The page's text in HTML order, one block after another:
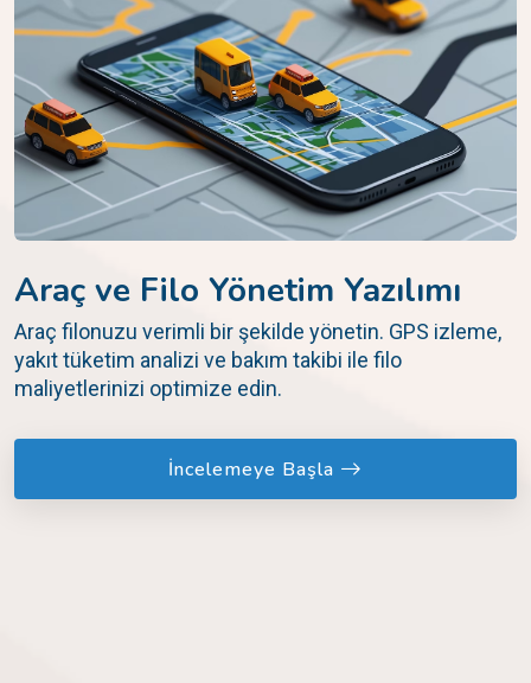
Araç ve Filo Yönetim Yazılımı
Araç filonuzu verimli bir şekilde yönetin. GPS izleme,
yakıt tüketim analizi ve bakım takibi ile filo
maliyetlerinizi optimize edin.
İncelemeye Başla